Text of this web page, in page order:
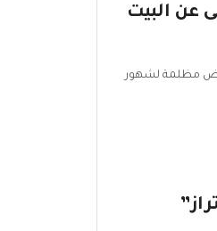
عن البيت
مظلمة لشهور